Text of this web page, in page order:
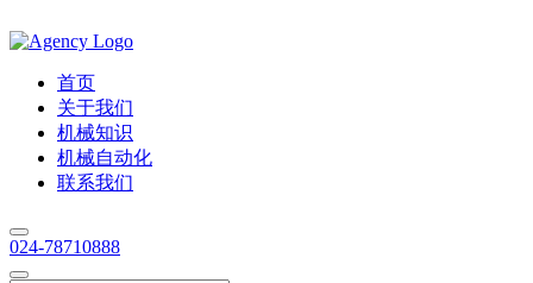
首页
关于我们
机械知识
机械自动化
联系我们
024-78710888